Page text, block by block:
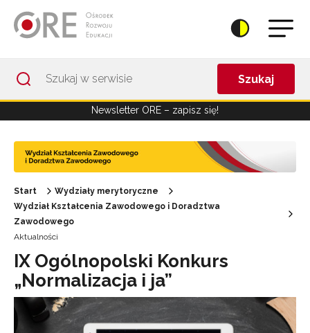
Szukaj
Newsletter ORE – zapisz się!
Start
Wydziały merytoryczne
Wydział Kształcenia Zawodowego i Doradztwa
Zawodowego
Aktualności
IX Ogólnopolski Konkurs
„Normalizacja i ja”